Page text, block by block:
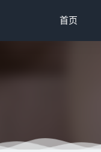
首页